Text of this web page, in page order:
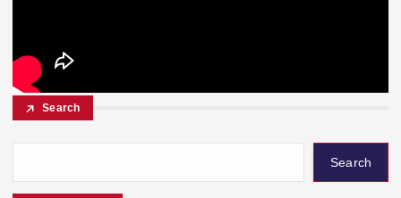
Search
Search